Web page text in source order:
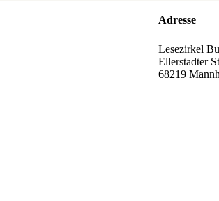
Adresse
Lesezirkel
Ellerstadter
68219